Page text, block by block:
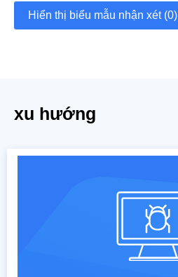
Hiển thị biểu mẫu nhận xét (0)
xu hướng